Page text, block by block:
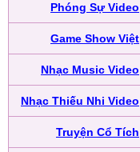
Phóng Sự Video
Game Show Việt
Nhạc Music Video
Nhạc Thiếu Nhi Video
Truyện Cổ Tích